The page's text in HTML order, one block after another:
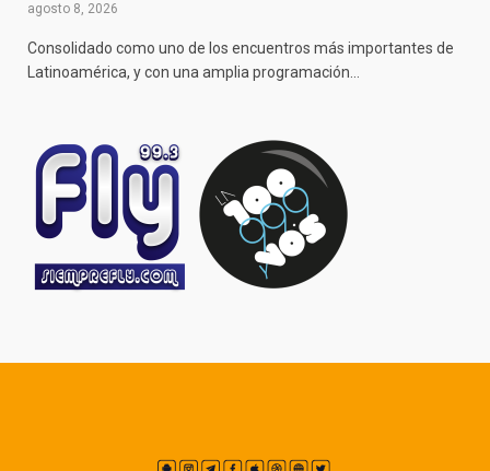
agosto 8, 2026
Consolidado como uno de los encuentros más importantes de
Latinoamérica, y con una amplia programación…